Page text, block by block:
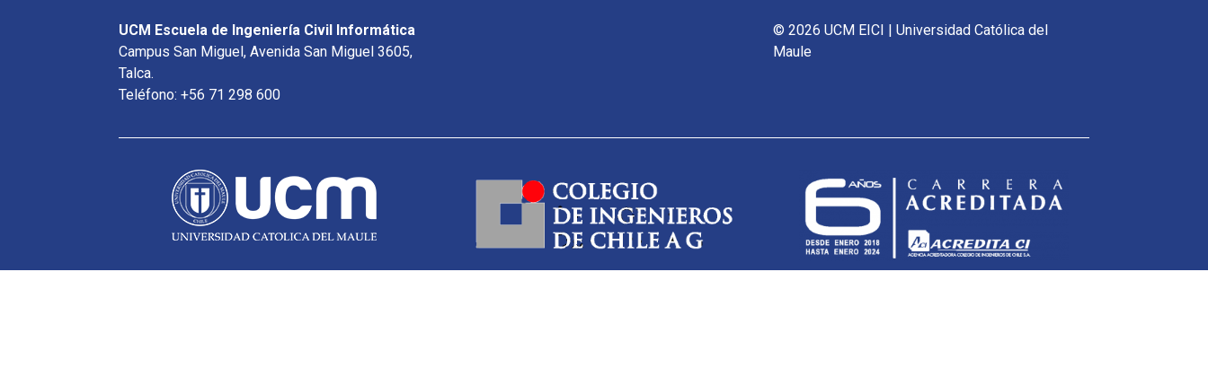
UCM Escuela de Ingeniería Civil Informática
Campus San Miguel, Avenida San Miguel 3605,
Talca.
Teléfono: +56 71 298 600
© 2026 UCM EICI | Universidad Católica del
Maule